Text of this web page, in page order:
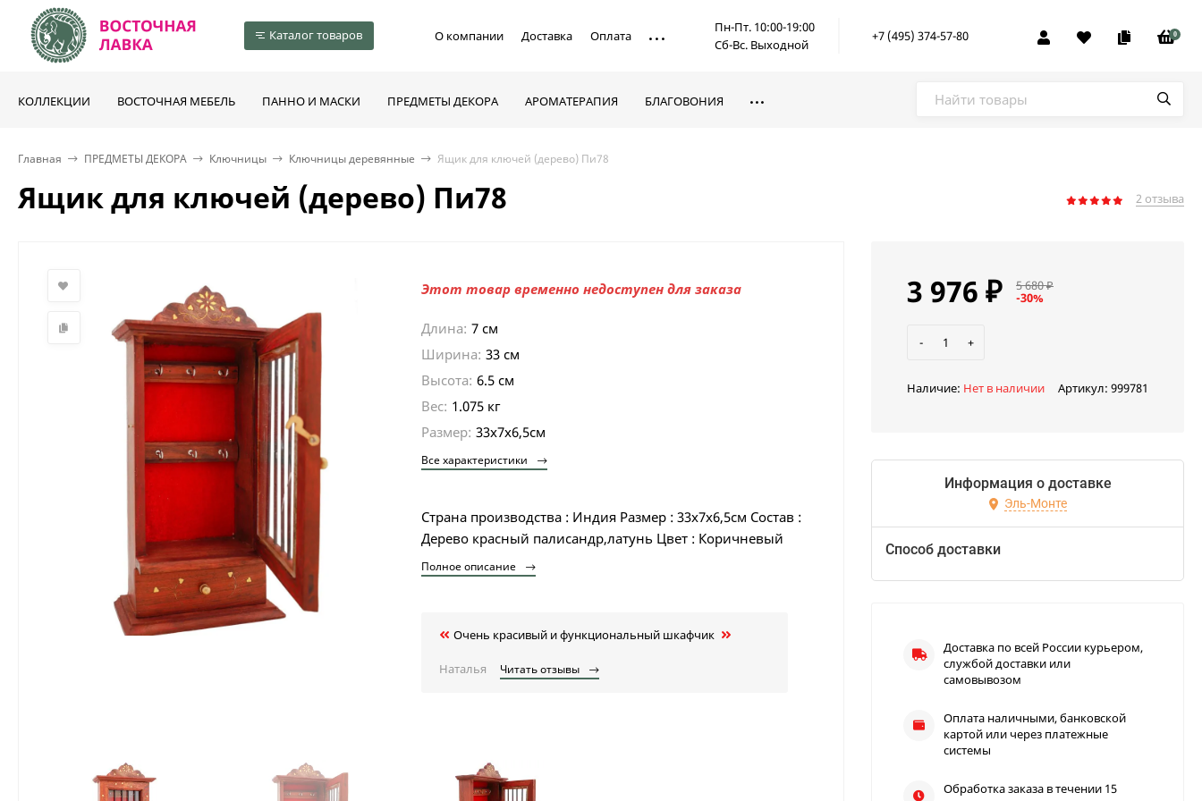
Каталог товаров О компании Доставка Оплата
Пн-Пт. 10:00-19:00
Сб-Вс. Выходной
+7 (495) 374-57-80 0
КОЛЛЕКЦИИ ВОСТОЧНАЯ МЕБЕЛЬ ПАННО И МАСКИ ПРЕДМЕТЫ ДЕКОРА АРОМАТЕРАПИЯ БЛАГОВОНИЯ
Главная ПРЕДМЕТЫ ДЕКОРА Ключницы Ключницы деревянные Ящик для ключей (дерево) Пи78
Ящик для ключей (дерево) Пи78 2 отзыва
Этот товар временно недоступен для заказа
Длина: 7 см
Ширина: 33 см
Высота: 6.5 см
Вес: 1.075 кг
Размер: 33х7х6,5см
Все характеристики
Страна производства : Индия Размер : 33х7х6,5см Состав :
Дерево красный палисандр,латунь Цвет : Коричневый
Полное описание
Очень красивый и функциональный шкафчик
Наталья Читать отзывы
3 976 ₽ 5 680₽
-30%
- +
Наличие: Нет в наличии Артикул: 999781
Информация о доставке
Эль-Монте
Способ доставки
Доставка по всей России курьером,
службой доставки или
самовывозом
Оплата наличными, банковской
картой или через платежные
системы
Обработка заказа в течении 15